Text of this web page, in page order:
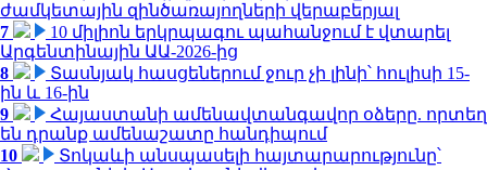
ժամկետային զինծառայողների վերաբերյալ
7
10 միլիոն երկրպագու պահանջում է վտարել
Արգենտինային ԱԱ-2026-ից
8
Տասնյակ հասցեներում ջուր չի լինի՝ հուլիսի 15-
ին և 16-ին
9
Հայաստանի ամենավտանգավոր օձերը. որտեղ
են դրանք ամենաշատը հանդիպում
10
Տոկաևի անսպասելի հայտարարությունը՝